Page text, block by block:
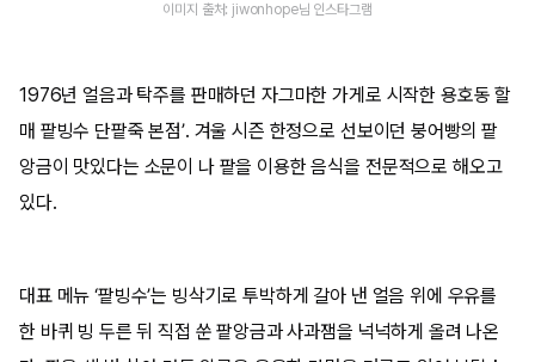
이미지 출처: jiwonhope님 인스타그램
1976년 얼음과 탁주를 판매하던 자그마한 가게로 시작한 용호동 할
매 팥빙수 단팥죽 본점’. 겨울 시즌 한정으로 선보이던 붕어빵의 팥
앙금이 맛있다는 소문이 나 팥을 이용한 음식을 전문적으로 해오고
있다.
대표 메뉴 ‘팥빙수’는 빙삭기로 투박하게 갈아 낸 얼음 위에 우유를
한 바퀴 빙 두른 뒤 직접 쑨 팥앙금과 사과잼을 넉넉하게 올려 나온